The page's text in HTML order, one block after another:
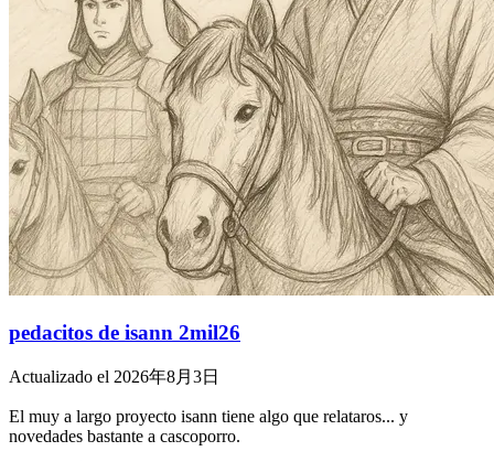
pedacitos de isann 2mil26
Actualizado el 2026年8月3日
El muy a largo proyecto isann tiene algo que relataros... y
novedades bastante a cascoporro.